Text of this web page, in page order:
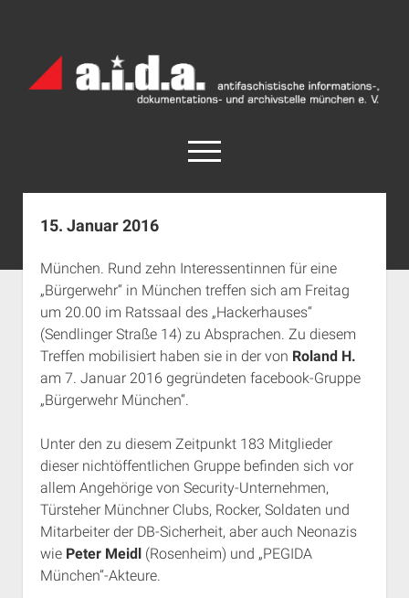
Archiv
München
open
menu
facebook
rss info@aida-archiv.de
Aktuelles
Termine
open
dropdown
menu
Antifaschistische Termine im Süden
Antifaschistische Termine in München
Rechte Termine im Süden
Chronologie
Das Archiv
open
dropdown
a.i.d.a. e. V. unterstützen
RSS-Feeds, Twitter & Facebook
Bibliothek
Kontakt & PGP-Key
Impressum
15. Januar 2016
München. Rund zehn Interessentinnen für eine
„Bürgerwehr“ in München treffen sich am Freitag
um 20.00 im Ratssaal des „Hackerhauses“
(Sendlinger Straße 14) zu Absprachen. Zu diesem
Treffen mobilisiert haben sie in der von Roland H.
am 7. Januar 2016 gegründeten facebook-Gruppe
„Bürgerwehr München“.
Unter den zu diesem Zeitpunkt 183 Mitglieder
dieser nichtöffentlichen Gruppe befinden sich vor
allem Angehörige von Security-Unternehmen,
Türsteher Münchner Clubs, Rocker, Soldaten und
Mitarbeiter der DB-Sicherheit, aber auch Neonazis
wie Peter Meidl(Rosenheim) und „PEGIDA
München“-Akteure.